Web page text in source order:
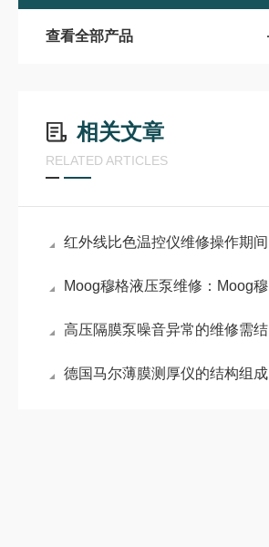
查看全部产品
相关文章
RELATED ARTICLES
红外线比色温控仪维修操作期间的注意事项
Moog穆格液压泵维修：Moog穆格液压泵高性能与精密控制的代表
高压隔膜泵噪音异常的维修需结合其工作原理和常见故障点进行系统排查
德国马尔薄膜测厚仪的结构组成和优点